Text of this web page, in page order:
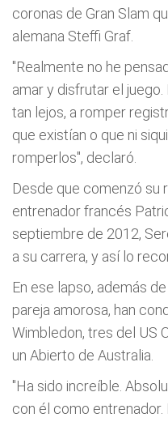
coronas de Gran Slam
alemana Steffi Graf.
"Realmente no he
amar y disfrutar el
tan lejos, a romper
que existían o que ni
romperlos", declaró.
Desde que comenzó su
entrenador francés
septiembre de 2012,
a su carrera, y así lo
En ese lapso, además
pareja amorosa, han
Wimbledon, tres del US
un Abierto de Australia.
"Ha sido increíble.
con él como